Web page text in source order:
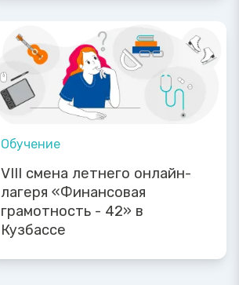
Обучение
VIII смена летнего онлайн-
лагеря «Финансовая
грамотность - 42» в
Кузбассе